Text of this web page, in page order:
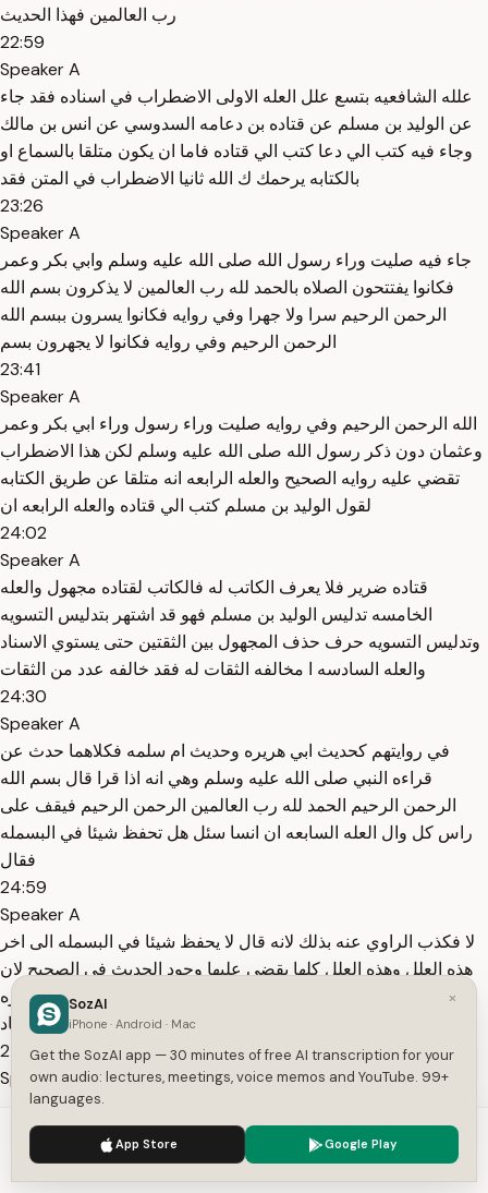
رب العالمين فهذا الحديث
22:59
Speaker A
علله الشافعيه بتسع علل العله الاولى الاضطراب في اسناده فقد جاء
عن الوليد بن مسلم عن قتاده بن دعامه السدوسي عن انس بن مالك
وجاء فيه كتب الي دعا كتب الي قتاده فاما ان يكون متلقا بالسماع او
بالكتابه يرحمك ك الله ثانيا الاضطراب في المتن فقد
23:26
Speaker A
جاء فيه صليت وراء رسول الله صلى الله عليه وسلم وابي بكر وعمر
فكانوا يفتتحون الصلاه بالحمد لله رب العالمين لا يذكرون بسم الله
الرحمن الرحيم سرا ولا جهرا وفي روايه فكانوا يسرون ببسم الله
الرحمن الرحيم وفي روايه فكانوا لا يجهرون بسم
23:41
Speaker A
الله الرحمن الرحيم وفي روايه صليت وراء رسول وراء ابي بكر وعمر
وعثمان دون ذكر رسول الله صلى الله عليه وسلم لكن هذا الاضطراب
تقضي عليه روايه الصحيح والعله الرابعه انه متلقا عن طريق الكتابه
لقول الوليد بن مسلم كتب الي قتاده والعله الرابعه ان
24:02
Speaker A
قتاده ضرير فلا يعرف الكاتب له فالكاتب لقتاده مجهول والعله
الخامسه تدليس الوليد بن مسلم فهو قد اشتهر بتدليس التسويه
وتدليس التسويه حرف حذف المجهول بين الثقتين حتى يستوي الاسناد
والعله السادسه ا مخالفه الثقات له فقد خالفه عدد من الثقات
24:30
Speaker A
في روايتهم كحديث ابي هريره وحديث ام سلمه فكلاهما حدث عن
قراءه النبي صلى الله عليه وسلم وهي انه اذا قرا قال بسم الله
الرحمن الرحيم الحمد لله رب العالمين الرحمن الرحيم فيقف على
راس كل وال العله السابعه ان انسا سئل هل تحفظ شيئا في البسمله
فقال
24:59
Speaker A
لا فكذب الراوي عنه بذلك لانه قال لا يحفظ شيئا في البسمله الى اخر
هذه العلل وهذه العلل كلها يقضي عليها وجود الحديث في الصحيح لان
ورود الحديث في الصحيح قاض على ما كان من العلل في غيره
كالاضطراب في الاسناد
25:19
Speaker A
والاضطراب في المتن وقول انس حين سئل هل تحفظ شيئا في
البسمله فقال لا يمكن ان يكون المقصود سئل هل تحفظ شيئا في
فضل البسمله او في قرانيه البسمله وليس المقصود هل تحفظ اي
شيء ورد فيه بسم الله بسم الله الرحمن الرحيم
We use cookies to enhance your experience.
×
SozAI
iPhone · Android · Mac
Get the SozAI app — 30 minutes of free AI transcription for your
own audio: lectures, meetings, voice memos and YouTube. 99+
languages.
App Store Google Play